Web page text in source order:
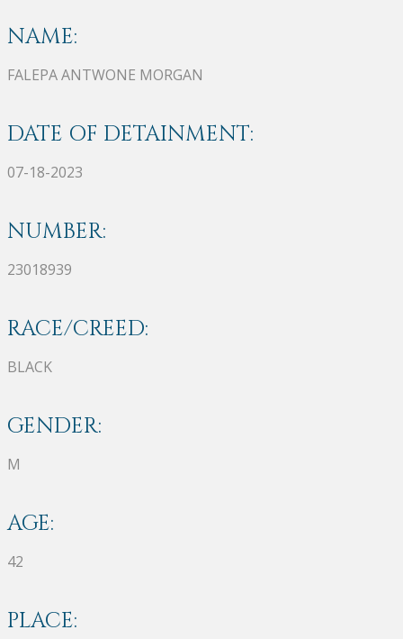
NAME:
FALEPA ANTWONE MORGAN
DATE OF DETAINMENT:
07-18-2023
NUMBER:
23018939
RACE/CREED:
BLACK
GENDER:
M
AGE:
42
PLACE: